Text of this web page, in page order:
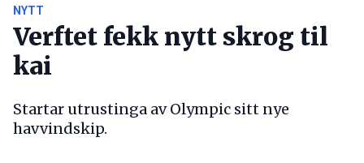
NYTT
Verftet fekk nytt skrog til
kai
Startar utrustinga av Olympic sitt nye
havvindskip.